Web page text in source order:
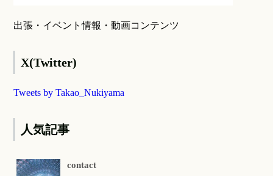
出張・イベント情報・動画コンテンツ
X(Twitter)
Tweets by Takao_Nukiyama
人気記事
contact